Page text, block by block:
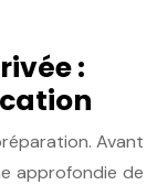
:
Avant
approfondie de